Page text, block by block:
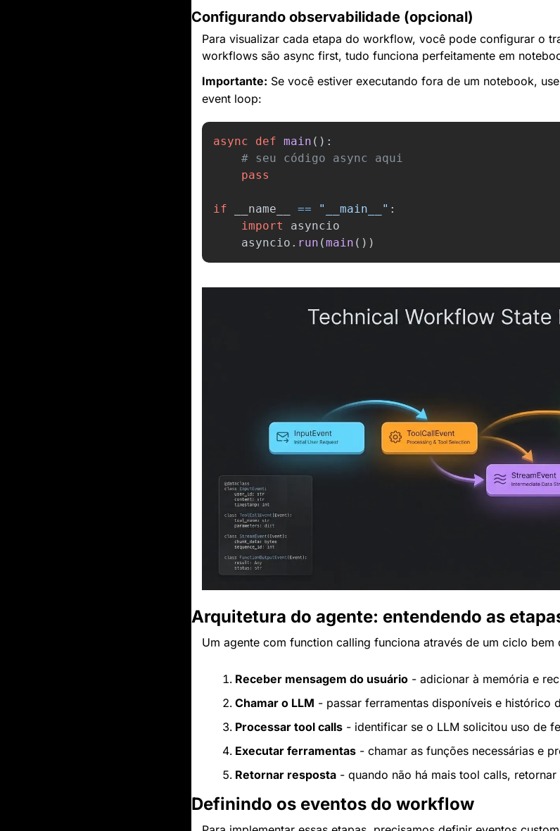
Configurando observabilidade (opcional)
Para visualizar cada etapa do workflow, você pode configurar o
workflows são async first, tudo funciona perfeitamente em
Importante: Se você estiver executando fora de um notebook, use
event loop:
async def main ():
pass
if __name__ == " __main__ " :
import
asyncio
asyncio . run (main ())
Arquitetura do agente: entendendo as
Um agente com function calling funciona através de um ciclo bem
Receber mensagem do usuário - adicionar à memória e
Chamar o LLM - passar ferramentas disponíveis e histórico
Processar tool calls - identificar se o LLM solicitou uso de
Executar ferramentas - chamar as funções necessárias e
Retornar resposta - quando não há mais tool calls,
Definindo os eventos do workflow